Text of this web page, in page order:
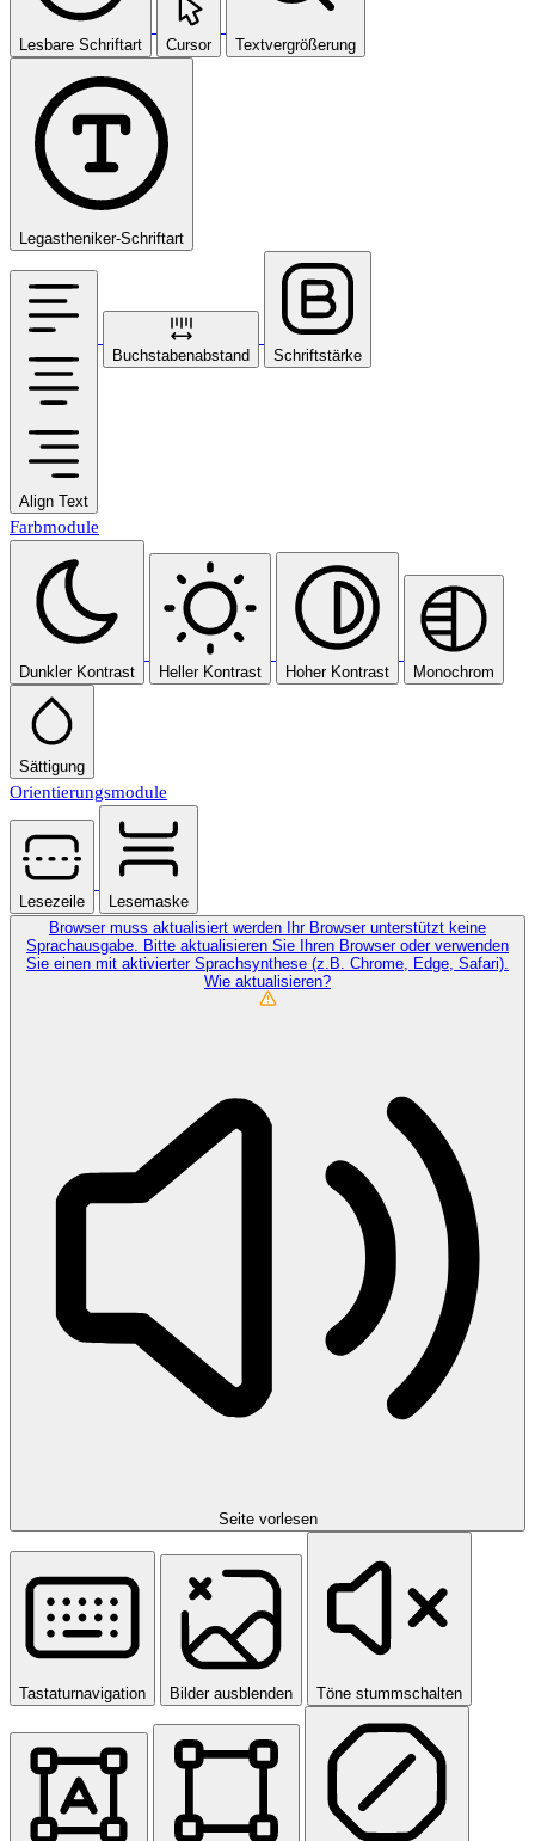
Lesbare Schriftart Cursor Textvergrößerung
Legastheniker-Schriftart
Align Text
Buchstabenabstand Schriftstärke
Farbmodule
Dunkler Kontrast Heller Kontrast Hoher Kontrast Monochrom
Sättigung
Orientierungsmodule
Lesezeile
Lesemaske
Browser muss aktualisiert werden
Ihr Browser unterstützt keine
Sprachausgabe. Bitte aktualisieren Sie Ihren Browser oder verwenden
Sie einen mit aktivierter Sprachsynthese (z.B. Chrome, Edge, Safari).
Wie aktualisieren?
Seite vorlesen
Tastaturnavigation Bilder ausblenden Töne stummschalten